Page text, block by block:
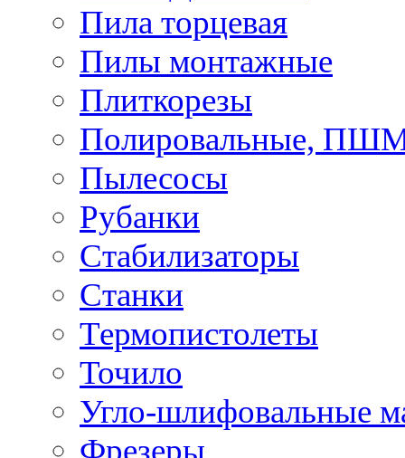
Пила торцевая
Пилы монтажные
Плиткорезы
Полировальные,
Пылесосы
Рубанки
Стабилизаторы
Станки
Термопистолеты
Точило
Угло-шлифовальные
Фрезеры